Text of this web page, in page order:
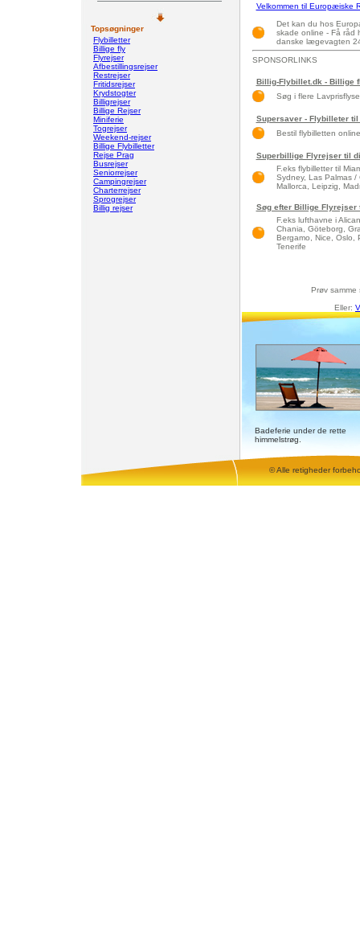
Topsøgninger
Flybilletter
Billige fly
Flyrejser
Afbestillingsrejser
Restrejser
Fritidsrejser
Krydstogter
Billigrejser
Billige Rejser
Miniferie
Togrejser
Weekend-rejser
Billige Flybilletter
Rejse Prag
Busrejser
Seniorrejser
Campingrejser
Charterrejser
Sprogrejser
Billig rejser
Velkommen til Europæiske
Det kan du hos
skade online - Få råd
danske lægevagten
SPONSORLINKS
Billig-Flybillet.dk - Billige
Søg i flere
Supersaver - Flybilleter
Bestil flybilletten
Superbillige Flyrejser til
F.eks flybilletter til
Sydney, Las Palmas /
Mallorca, Leipzig,
Søg efter Billige Flyrejser
F.eks lufthavne i
Chania, Göteborg,
Bergamo, Nice, Oslo,
Tenerife
Prøv
Eller:
Badeferie under de rette
himmelstrøg.
© Alle retigheder